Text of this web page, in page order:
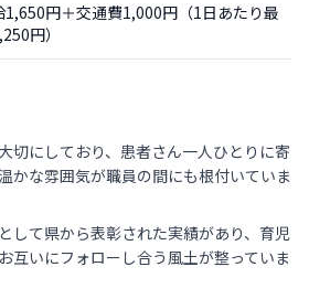
1,650円＋交通費1,000円（1日あたり最
円）
切にしており、患者さん一人ひとりに寄
かな雰囲気が職員の間にも根付いていま
して県から表彰された実績があり、育児
互いにフォローし合う風土が整っていま